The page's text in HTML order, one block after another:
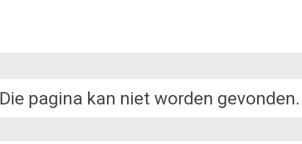
Die pagina kan niet worden gevonden.